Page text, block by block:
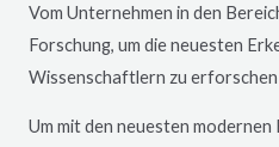
Vom Unternehmen in den
Forschung, um die neuesten
Wissenschaftlern zu erforschen
Um mit den neuesten modernen